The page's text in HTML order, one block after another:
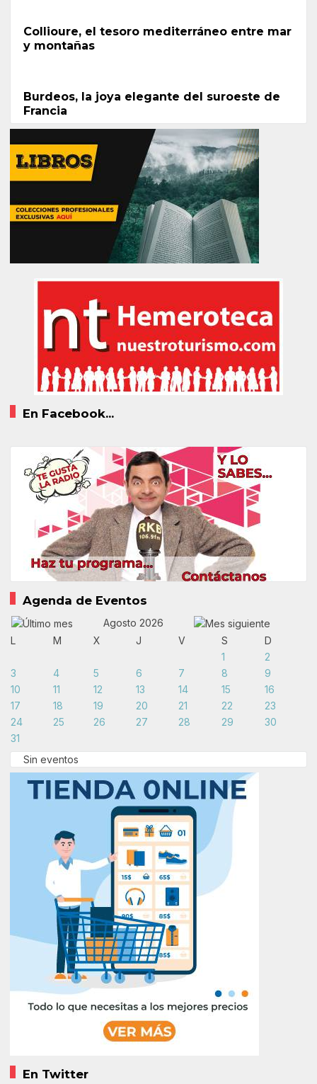
Collioure, el tesoro mediterráneo entre mar
y montañas
Burdeos, la joya elegante del suroeste de
Francia
En Facebook...
Agenda de Eventos
Agosto 2026
L
M X J V S
D
1
2
3
4 5 6 7 8
9
10
11 12 13 14 15
16
17
18 19 20 21 22
23
24
25 26 27 28 29
30
31
Sin eventos
En Twitter